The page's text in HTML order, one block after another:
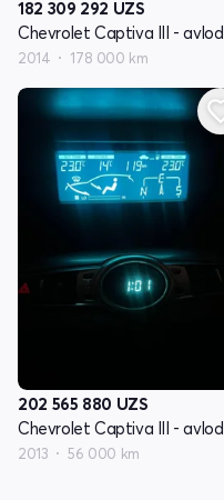
182 309 292 UZS
Chevrolet Captiva III - avlod
2014 178 000 km
202 565 880 UZS
Chevrolet Captiva III - avlod
2013 56 000 km